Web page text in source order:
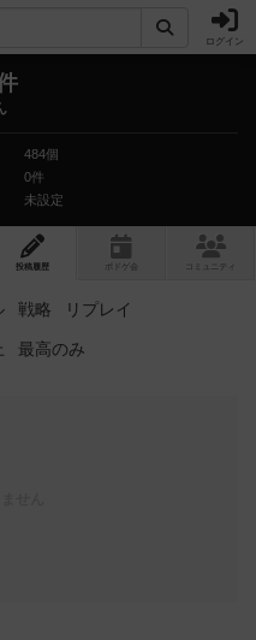
ログイン
484個
0件
未設定
投稿履歴 ボ ドゲ コミュニティ
戦略 リプレイ
最高のみ